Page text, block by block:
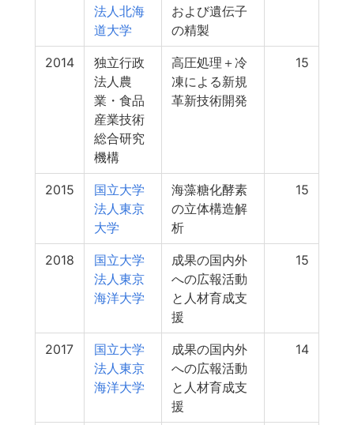
法人北海
道大学
および遺伝子
の精製
2014
独立行政
法人農
業・食品
産業技術
総合研究
機構
高圧処理＋冷
凍による新規
革新技術開発
15
2015
国立大学
法人東京
大学
海藻糖化酵素
の立体構造解
析
15
2018
国立大学
法人東京
海洋大学
成果の国内外
への広報活動
と人材育成支
援
15
2017
国立大学
法人東京
海洋大学
成果の国内外
への広報活動
と人材育成支
援
14